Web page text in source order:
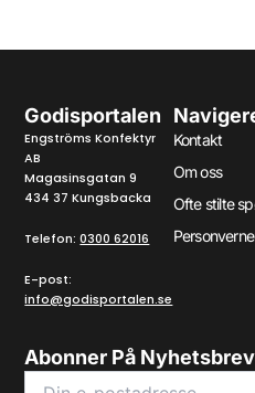
Godisportalen
Engströms Konfektyr
AB
Magasinsgatan 9
434 37 Kungsbacka
Telefon:0300 62016
E-post:
info@godisportalen.se
Kontakt
Om oss
Ofte stilte
Abonner På